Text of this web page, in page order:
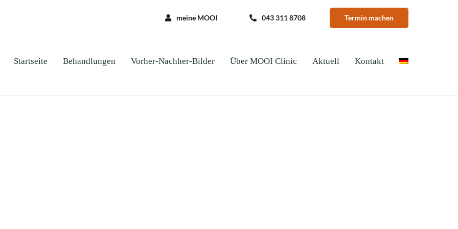
meine MOOI 043 311 8708 Termin machen
Startseite Behandlungen Vorher-Nachher-Bilder Über MOOI Clinic Aktuell Kontakt